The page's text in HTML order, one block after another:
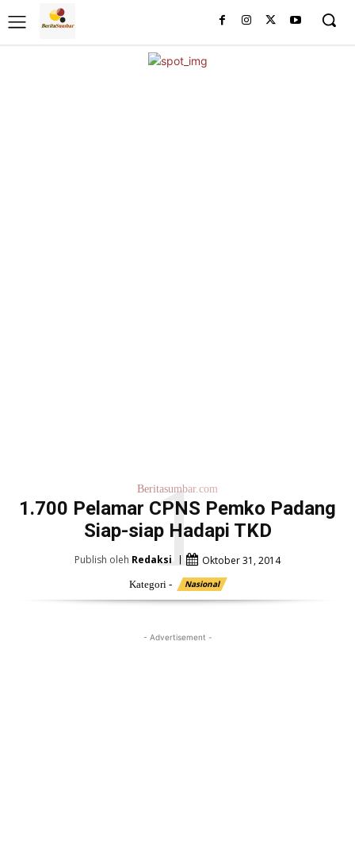
Beritasumbar.com
1.700 Pelamar CPNS Pemko Padang
Siap-siap Hadapi TKD
1
Publish oleh Redaksi Oktober 31, 2014
Kategori - Nasional
- Advertisement -